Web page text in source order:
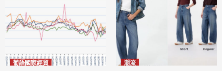
葡語國家經貿 潮流